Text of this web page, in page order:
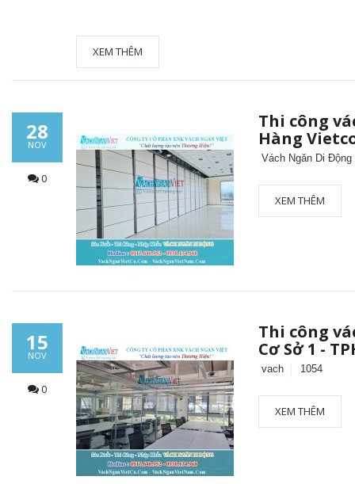
XEM THÊM
28
NOV
0
Thi công
Hàng
Vách Ngăn Di Động
XEM THÊM
15
NOV
0
Thi công
Cơ Sở 1 -
vach 1054
XEM THÊM